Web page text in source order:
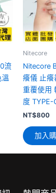
流
Nitecore
Nitecore
癢儀 止癢
重覆使用
度 TYPE-
NT$800
加入